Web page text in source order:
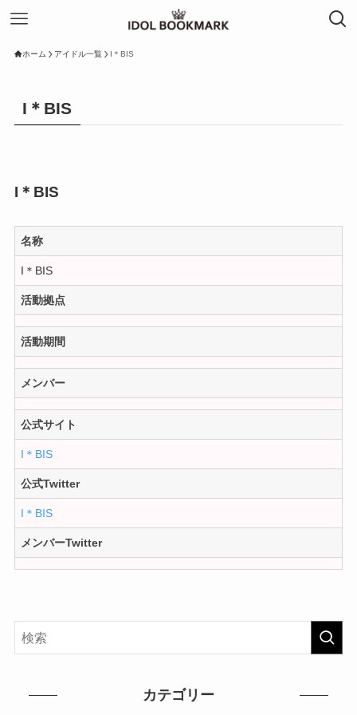
ホーム アイドル一覧 I＊BIS
I＊BIS
I＊BIS
名称
I＊BIS
活動拠点
活動期間
メンバー
公式サイト
I＊BIS
公式Twitter
I＊BIS
メンバーTwitter
カテゴリー